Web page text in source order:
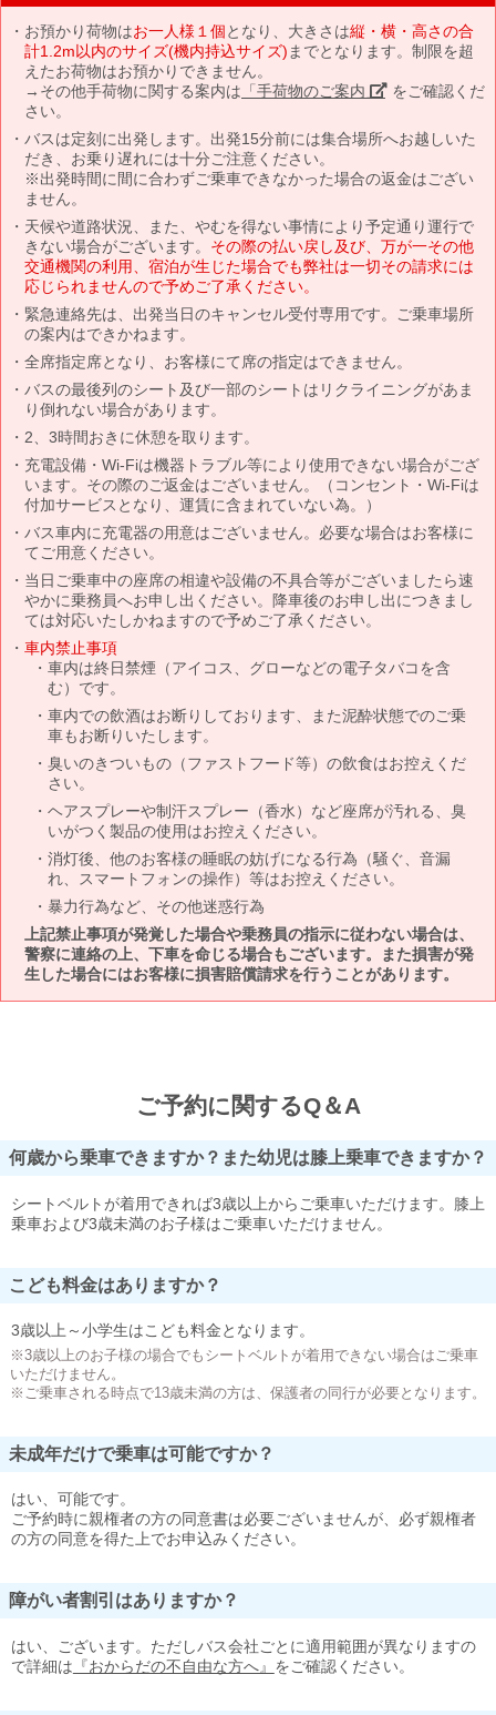
お預かり荷物はお一人様１個となり、大きさは縦・横・高さの合
計1.2m以内のサイズ(機内持込サイズ) までとなります。制限を超
えたお荷物はお預かりできません。
→その他手荷物に関する案内は 「手荷物のご案内」 をご確認くだ
さい。
バスは定刻に出発します。出発15分前には集合場所へお越しいた
だき、お乗り遅れには十分ご注意ください。
※出発時間に間に合わずご乗車できなかった場合の返金はござい
ません。
天候や道路状況、また、やむを得ない事情により予定通り運行で
きない場合がございます。 その際の払い戻し及び、万が一その他
交通機関の利用、宿泊が生じた場合でも弊社は一切その請求には
応じられませんので予めご了承ください。
緊急連絡先は、出発当日のキャンセル受付専用です。ご乗車場所
の案内はできかねます。
全席指定席となり、お客様にて席の指定はできません。
バスの最後列のシート及び一部のシートはリクライニングがあま
り倒れない場合があります。
2、3時間おきに休憩を取ります。
充電設備・Wi-Fiは機器トラブル等により使用できない場合がござ
います。その際のご返金はございません。（コンセント・Wi-Fiは
付加サービスとなり、運賃に含まれていない為。）
バス車内に充電器の用意はございません。必要な場合はお客様に
てご用意ください。
当日ご乗車中の座席の相違や設備の不具合等がございましたら速
やかに乗務員へお申し出ください。降車後のお申し出につきまし
ては対応いたしかねますので予めご了承ください。
車内禁止事項
車内は終日禁煙（アイコス、グローなどの電子タバコを含
む）です。
車内での飲酒はお断りしております、また泥酔状態でのご乗
車もお断りいたします。
臭いのきついもの（ファストフード等）の飲食はお控えくだ
さい。
ヘアスプレーや制汗スプレー（香水）など座席が汚れる、臭
いがつく製品の使用はお控えください。
消灯後、他のお客様の睡眠の妨げになる行為（騒ぐ、音漏
れ、スマートフォンの操作）等はお控えください。
暴力行為など、その他迷惑行為
上記禁止事項が発覚した場合や乗務員の指示に従わない場合は、
警察に連絡の上、下車を命じる場合もございます。また損害が発
生した場合にはお客様に損害賠償請求を行うことがあります。
ご予約に関するQ＆A
何歳から乗車できますか？また幼児は膝上乗車できますか？
シートベルトが着用できれば3歳以上からご乗車いただけます。膝上
乗車および3歳未満のお子様はご乗車いただけません。
こども料金はありますか？
3歳以上～小学生はこども料金となります。
※3歳以上のお子様の場合でもシートベルトが着用できない場合はご乗車
いただけません。
※ご乗車される時点で13歳未満の方は、保護者の同行が必要となります。
未成年だけで乗車は可能ですか？
はい、可能です。
ご予約時に親権者の方の同意書は必要ございませんが、必ず親権者
の方の同意を得た上でお申込みください。
障がい者割引はありますか？
はい、ございます。ただしバス会社ごとに適用範囲が異なりますの
で詳細は 『おからだの不自由な方へ』 をご確認ください。